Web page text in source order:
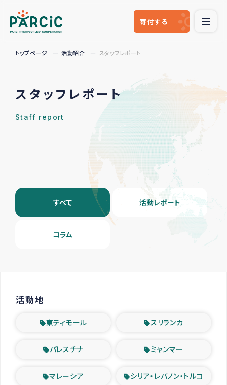
寄付する
トップページ 活動紹介 スタッフレポート
スタッフレポート
Staff report
すべて 活動レポート
コラム
活動地
東ティモール スリランカ
パレスチナ ミャンマー
マレーシア シリア・レバノン・トルコ